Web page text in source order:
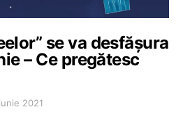
se va desfășura
– Ce pregătesc
2021